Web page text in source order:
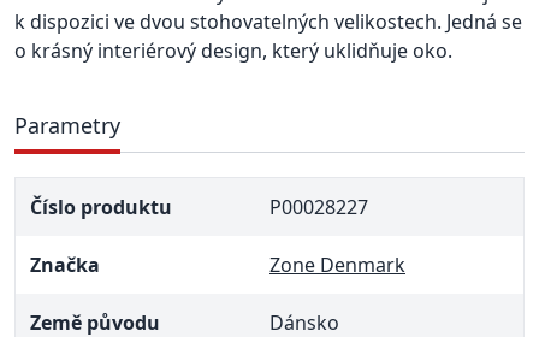
k dispozici ve dvou stohovatelných velikostech. Jedná se
o krásný interiérový design, který uklidňuje oko.
Parametry
Číslo produktu P00028227
Značka Zone Denmark
Země původu Dánsko